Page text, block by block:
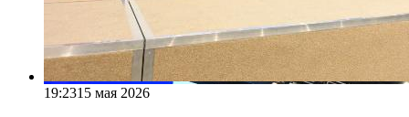
19:2315 мая 2026